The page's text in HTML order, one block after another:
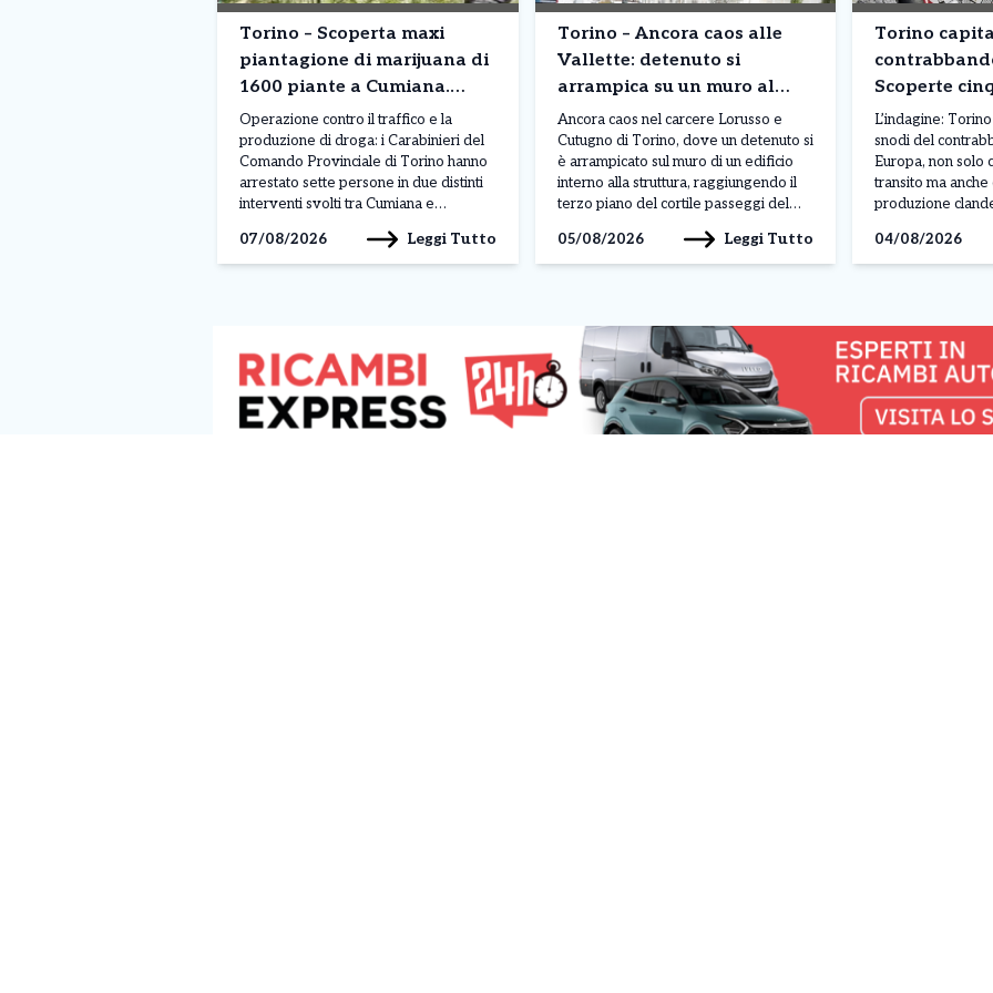
Torino – Scoperta maxi
piantagione di marijuana di
1600 piante a Cumiana.
Sette arresti
Operazione contro il traffico e la
produzione di droga: i Carabinieri del
Comando Provinciale di Torino hanno
arrestato sette persone in due distinti
interventi svolti tra Cumiana e
controlli intensificati per contrastare lo
spaccio e la coltivazione di sostanze
07/08/2026 Leggi Tutto
Torino – Ancora caos alle
Vallette: detenuto si
arrampica su un muro al
terzo piano. Situazione fuori
controllo
Ancora caos nel carcere Lorusso e
Cutugno di Torino, dove un detenuto si
è arrampicato sul muro di un edificio
interno alla struttura, raggiungendo il
terzo piano del cortile passeggi del
mattinata di lunedì 3 agosto, sarebbe
legato a una protesta, anche se al
05/08/2026 Leggi Tutto
Torino
Scoperte
clandestine:
pacchetti
L’indagine:
snodi del
Europa, non solo
transito ma
produzione
congiunta di
Finanza ha
cinque fabbriche
denominata […]
04/08/2026